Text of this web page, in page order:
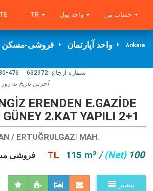
TR
فروشی-مسکن واحد آپارتمان Ankara
476 شماره ارجاع :632972
آخرین تاریخ به
ERENDEN E.GAZİDE
2.KAT YAPILI 2+1
/ ERTUĞRULGAZI MAH.
فروشی
3,199,000 TL 115 m² /(Net)100
بیشتر